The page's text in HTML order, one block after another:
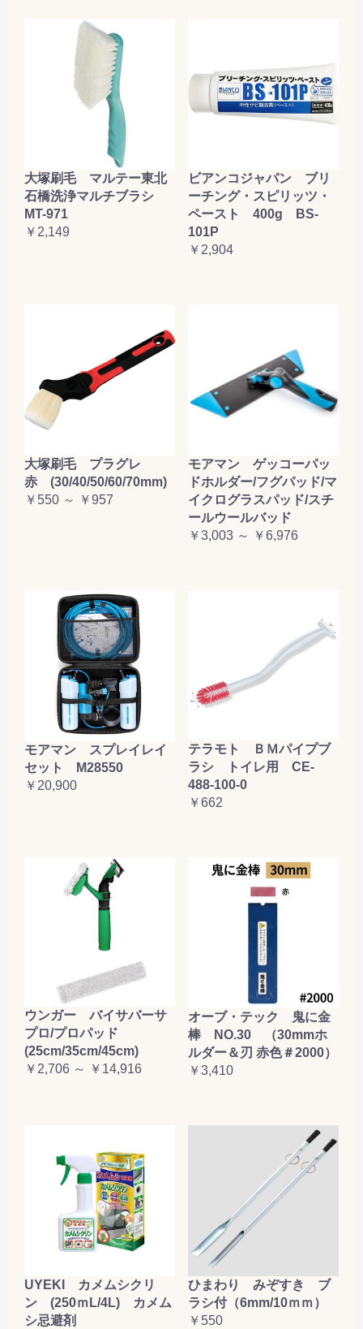
大塚刷毛 マルテー東北
石橋洗浄マルチブラシ
MT-971
￥2,149
ビアンコジャパン ブリ
ーチング・スピリッツ・
ペースト 400g BS-
101P
￥2,904
大塚刷毛 プラグレ
赤 (30/40/50/60/70mm)
￥550 ～ ￥957
モアマン ゲッコーパッ
ドホルダー/フグパッド/マ
イクログラスパッド/スチ
ールウールバッド
￥3,003 ～ ￥6,976
モアマン スプレイレイ
セット M28550
￥20,900
テラモト ＢＭパイプブ
ラシ トイレ用 CE-
488-100-0
￥662
ウンガー バイサバーサ
プロ/プロパッド
(25cm/35cm/45cm)
￥2,706 ～ ￥14,916
オーブ・テック 鬼に金
棒 NO.30 （30mmホ
ルダー＆刃 赤色＃2000）
￥3,410
UYEKI カメムシクリ
ン (250ｍL/4L) カメム
シ忌避剤
ひまわり みぞすき ブ
ラシ付（6mm/10ｍｍ）
￥550